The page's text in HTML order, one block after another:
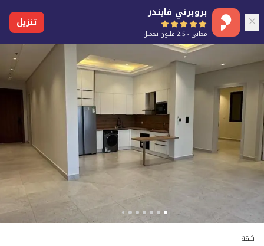
بروبرتي فايندر
مجاني - 2.5 مليون تحميل
تنزيل
شقة